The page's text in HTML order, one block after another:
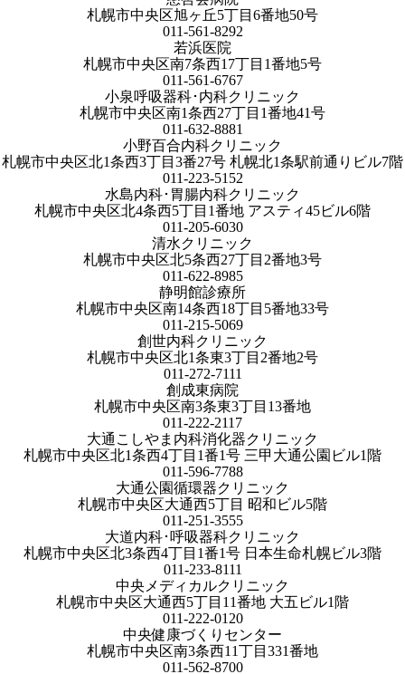
札幌市中央区旭ヶ丘5丁目6番地50号
011-561-8292
若浜医院
札幌市中央区南7条西17丁目1番地5号
011-561-6767
小泉呼吸器科･内科クリニック
札幌市中央区南1条西27丁目1番地41号
011-632-8881
小野百合内科クリニック
札幌市中央区北1条西3丁目3番27号 札幌北1条駅前通りビル7階
011-223-5152
水島内科･胃腸内科クリニック
札幌市中央区北4条西5丁目1番地 アスティ45ビル6階
011-205-6030
清水クリニック
札幌市中央区北5条西27丁目2番地3号
011-622-8985
静明館診療所
札幌市中央区南14条西18丁目5番地33号
011-215-5069
創世内科クリニック
札幌市中央区北1条東3丁目2番地2号
011-272-7111
創成東病院
札幌市中央区南3条東3丁目13番地
011-222-2117
大通こしやま内科消化器クリニック
札幌市中央区北1条西4丁目1番1号 三甲大通公園ビル1階
011-596-7788
大通公園循環器クリニック
札幌市中央区大通西5丁目 昭和ビル5階
011-251-3555
大道内科･呼吸器科クリニック
札幌市中央区北3条西4丁目1番1号 日本生命札幌ビル3階
011-233-8111
中央メディカルクリニック
札幌市中央区大通西5丁目11番地 大五ビル1階
011-222-0120
中央健康づくりセンター
札幌市中央区南3条西11丁目331番地
011-562-8700